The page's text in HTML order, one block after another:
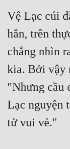
Vệ Lạc cúi
hắn, trên
chẳng nhìn
kia. Bởi vậy
"Nhưng cầu
Lạc nguyện
tử vui vẻ."